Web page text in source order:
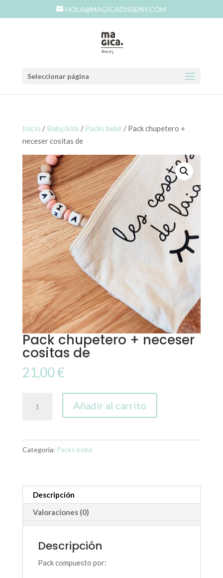
HOLA@MAGICADISSENY.COM
Seleccionar página
Inicio / Baby/kids / Packs bebé / Pack chupetero +
neceser cositas de
Pack chupetero + neceser
cositas de
21,00€
chupetero
cositas
Añadir al carrito
Categoría: Packs bebé
Descripción
Valoraciones (0)
Descripción
Pack compuesto por: